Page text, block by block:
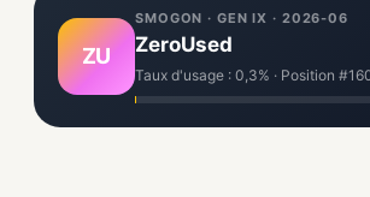
ZU
SMOGON · GEN IX · 2026-06
ZeroUsed
Taux d'usage : 0,3% · Position